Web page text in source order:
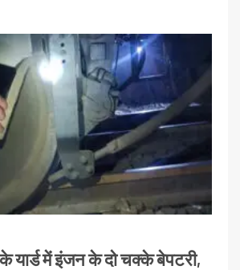
यार्ड में इंजन के दो चक्के बेपटरी,